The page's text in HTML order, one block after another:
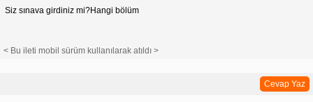
Siz sınava girdiniz mi?Hangi bölüm
< Bu ileti mobil sürüm kullanılarak atıldı >
Cevap Yaz